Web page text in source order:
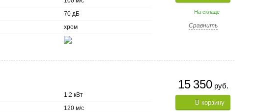
На складе
Сравнить
70 дБ
хром
15 350руб.
В корзину
1.2 кВт
120 м/с